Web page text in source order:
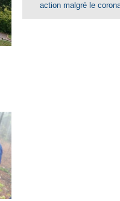
action malgré le